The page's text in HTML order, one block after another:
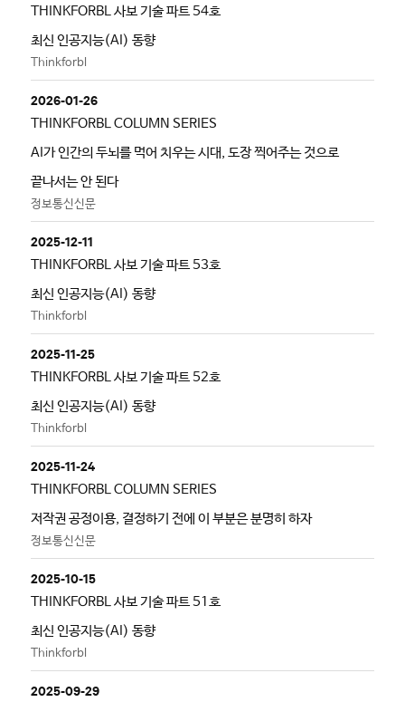
THINKFORBL 사보 기술 파트 54호
최신 인공지능(AI) 동향
Thinkforbl
2026-01-26
THINKFORBL COLUMN SERIES
AI가 인간의 두뇌를 먹어 치우는 시대, 도장 찍어주는 것으로
끝나서는 안 된다
정보통신신문
2025-12-11
THINKFORBL 사보 기술 파트 53호
최신 인공지능(AI) 동향
Thinkforbl
2025-11-25
THINKFORBL 사보 기술 파트 52호
최신 인공지능(AI) 동향
Thinkforbl
2025-11-24
THINKFORBL COLUMN SERIES
저작권 공정이용, 결정하기 전에 이 부분은 분명히 하자
정보통신신문
2025-10-15
THINKFORBL 사보 기술 파트 51호
최신 인공지능(AI) 동향
Thinkforbl
2025-09-29